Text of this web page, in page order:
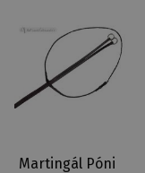
Martingál Póni